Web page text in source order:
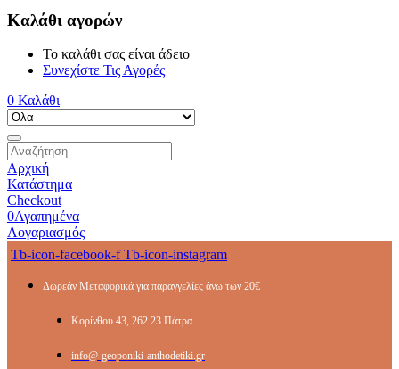
Καλάθι αγορών
Το καλάθι σας είναι άδειο
Συνεχίστε Τις Αγορές
0 Καλάθι
Αρχική
Κατάστημα
Checkout
0Αγαπημένα
Λογαριασμός
Tb-icon-facebook-f Tb-icon-instagram
Δωρεάν Μεταφορικά για παραγγελίες άνω των 20€
Κορίνθου 43, 262 23 Πάτρα
info@-geoponiki-anthodetiki.gr